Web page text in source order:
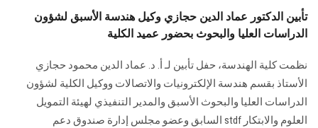
الزائـرون
سجل الان
تأبين الدكتور عماد الدين حجازي وكيل هندسة الأسبق لشؤون
الدراسات العليا والبحوث بحضور عميد الكلية
نظمت كلية الهندسة، حفل تأبين لـ أ. د. عماد الدين محمود حجازي
الأستاذ بقسم هندسة الإلكترونيات والاتصالات ووكيل الكلية لشؤون
الدراسات العليا والبحوث الأسبق والمدير التنفيذي لهيئة التمويل
العلوم والابتكار stdf السابق وعضو مجلس إدارة صندوق دعم